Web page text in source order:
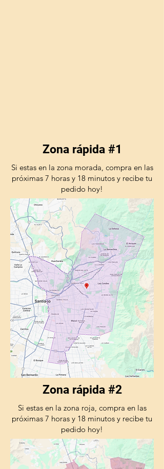
Zona rápida #1
Si estas en la zona morada, compra en las
próximas 7 horas y 18 minutos y recibe tu
pedido hoy!
Zona rápida #2
Si estas en la zona roja, compra en las
próximas 7 horas y 18 minutos y recibe tu
pedido hoy!